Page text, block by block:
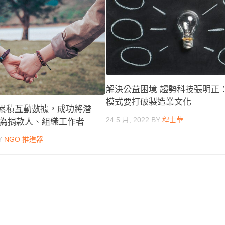
積互動數據，成功將潛
捐款人、組織工作者
NGO 推進器
解決公益困境 趨勢科技張明正
模式要打破製造業文化
24 5 月, 2022 BY 程士華